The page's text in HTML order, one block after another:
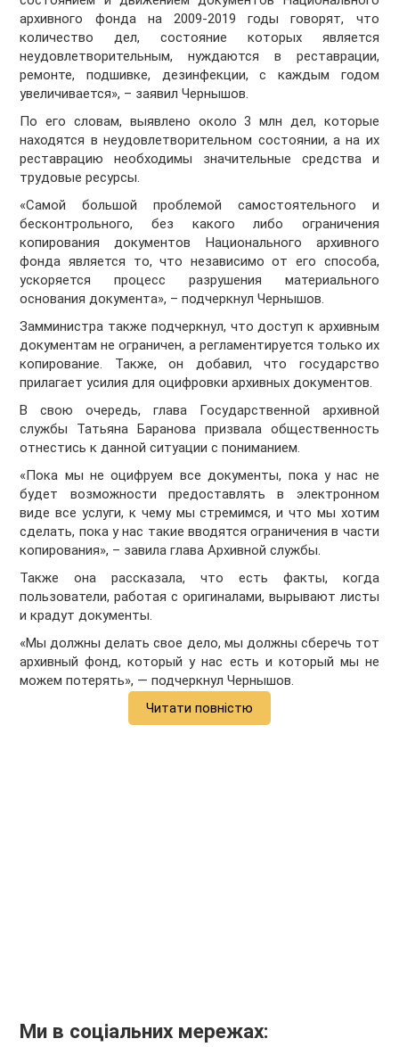
архивного фонда на 2009-2019 годы говорят, что
количество дел, состояние которых является
неудовлетворительным, нуждаются в реставрации,
ремонте, подшивке, дезинфекции, с каждым годом
увеличивается», – заявил Чернышов.
По его словам, выявлено около 3 млн дел, которые
находятся в неудовлетворительном состоянии, а на их
реставрацию необходимы значительные средства и
трудовые ресурсы.
«Самой большой проблемой самостоятельного и
бесконтрольного, без какого либо ограничения
копирования документов Национального архивного
фонда является то, что независимо от его способа,
ускоряется процесс разрушения материального
основания документа», – подчеркнул Чернышов.
Замминистра также подчеркнул, что доступ к архивным
документам не ограничен, а регламентируется только их
копирование. Также, он добавил, что государство
прилагает усилия для оцифровки архивных документов.
В свою очередь, глава Государственной архивной
службы Татьяна Баранова призвала общественность
отнестись к данной ситуации с пониманием.
«Пока мы не оцифруем все документы, пока у нас не
будет возможности предоставлять в электронном
виде все услуги, к чему мы стремимся, и что мы хотим
сделать, пока у нас такие вводятся ограничения в части
копирования», – завила глава Архивной службы.
Также она рассказала, что есть факты, когда
пользователи, работая с оригиналами, вырывают листы
и крадут документы.
«Мы должны делать свое дело, мы должны сберечь тот
архивный фонд, который у нас есть и который мы не
можем потерять», — подчеркнул Чернышов.
Читати повністю
Ми в соціальних мережах: